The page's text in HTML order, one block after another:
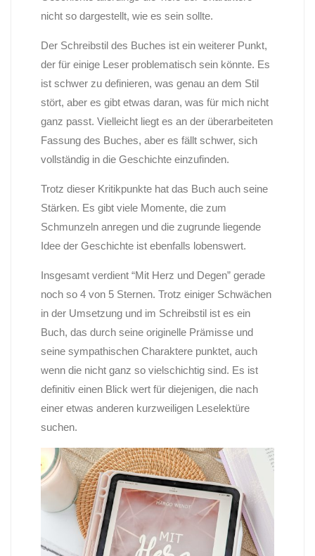
nicht so dargestellt, wie es sein sollte.
Der Schreibstil des Buches ist ein weiterer Punkt,
der für einige Leser problematisch sein könnte. Es
ist schwer zu definieren, was genau an dem Stil
stört, aber es gibt etwas daran, was für mich nicht
ganz passt. Vielleicht liegt es an der überarbeiteten
Fassung des Buches, aber es fällt schwer, sich
vollständig in die Geschichte einzufinden.
Trotz dieser Kritikpunkte hat das Buch auch seine
Stärken. Es gibt viele Momente, die zum
Schmunzeln anregen und die zugrunde liegende
Idee der Geschichte ist ebenfalls lobenswert.
Insgesamt verdient “Mit Herz und Degen” gerade
noch so 4 von 5 Sternen. Trotz einiger Schwächen
in der Umsetzung und im Schreibstil ist es ein
Buch, das durch seine originelle Prämisse und
seine sympathischen Charaktere punktet, auch
wenn die nicht ganz so vielschichtig sind. Es ist
definitiv einen Blick wert für diejenigen, die nach
einer etwas anderen kurzweiligen Leselektüre
suchen.